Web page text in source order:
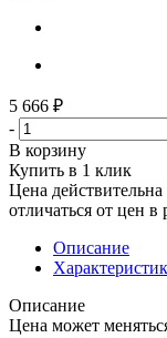
5 666 ₽
-
В корзину
Купить в 1 клик
Цена
отличаться от цен
Описание
Описание
Цена может